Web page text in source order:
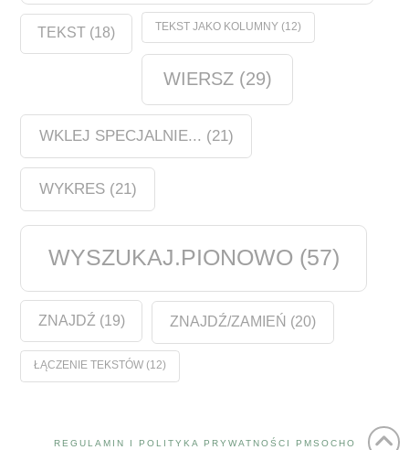
TEKST (18) TEKST JAKO KOLUMNY(12)
WIERSZ(29)
WKLEJ SPECJALNIE... (21)
WYKRES(21)
WYSZUKAJ.PIONOWO (57)
ZNAJDŹ (19) ZNAJDŹ/ZAMIEŃ (20)
ŁĄCZENIE TEKSTÓW (12)
REGULAMIN I POLITYKA PRYWATNOŚCI PMSOCHO